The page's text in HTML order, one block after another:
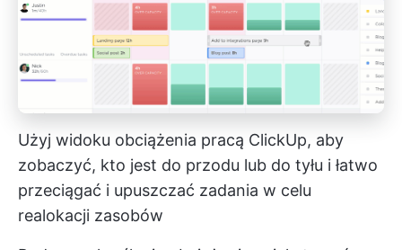
Użyj widoku obciążenia pracą ClickUp, aby
zobaczyć, kto jest do przodu lub do tyłu i łatwo
przeciągać i upuszczać zadania w celu
realokacji zasobów